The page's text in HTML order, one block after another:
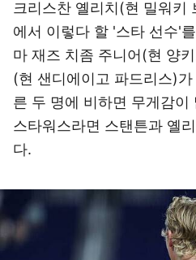
크리스찬 옐리치(현 밀워키
에서 이렇다 할 '스타 선수'
마 재즈 치좀 주니어(현 양
(현 샌디에이고 파드리스)
른 두 명에 비하면 무게감이
스타워스라면 스탠튼과 옐
다.